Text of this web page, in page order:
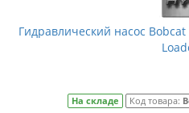
Гидравлический насос
На складе Код товара: